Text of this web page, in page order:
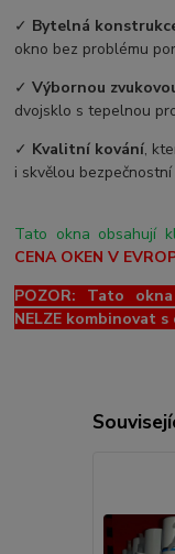
✓ Bytelná
okno bez problému
✓Výbornou
dvojsklo s tepelnou
✓ Kvalitní kování,
i skvělou
Tato okna obsahují
CENA OKEN V
POZOR: Tato
NELZE kombinovat